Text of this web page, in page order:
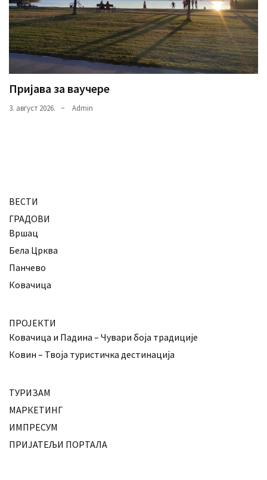
Пријава за ваучере
3. август 2026. Admin
ВЕСТИ
ГРАДОВИ
Вршац
Бела Црква
Панчево
Ковачица
ПРОЈЕКТИ
Ковачица и Падина – Чувари боја традиције
Ковин – Твоја туристичка дестинација
ТУРИЗАМ
МАРКЕТИНГ
ИМПРЕСУМ
ПРИЈАТЕЉИ ПОРТАЛА